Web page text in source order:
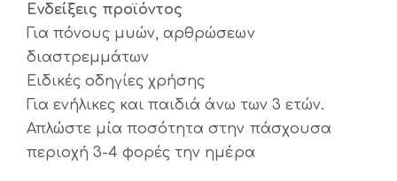
Ενδείξεις προϊόντος
Για πόνους μυών, αρθρώσεων
διαστρεμμάτων
Ειδικές οδηγίες χρήσης
Για ενήλικες και παιδιά άνω των 3 ετών.
Απλώστε μία ποσότητα στην πάσχουσα
περιοχή 3-4 φορές την ημέρα